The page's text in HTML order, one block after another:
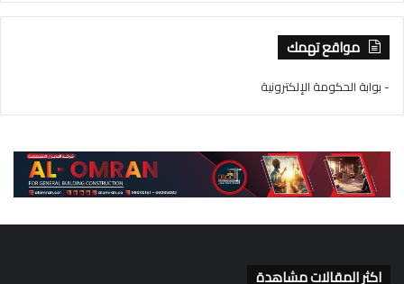
مواقع تهمك
- بوابة الحكومة الإلكترونية
اكثر المقالات مشاهدة